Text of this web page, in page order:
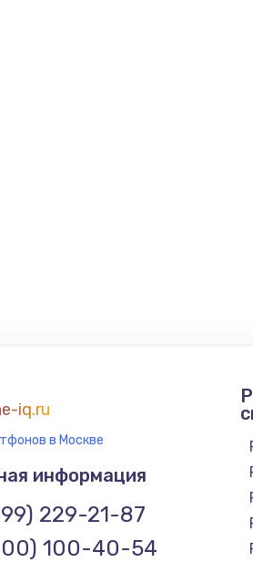
iq.ru
в Москве
информация
229-21-87
100-40-54